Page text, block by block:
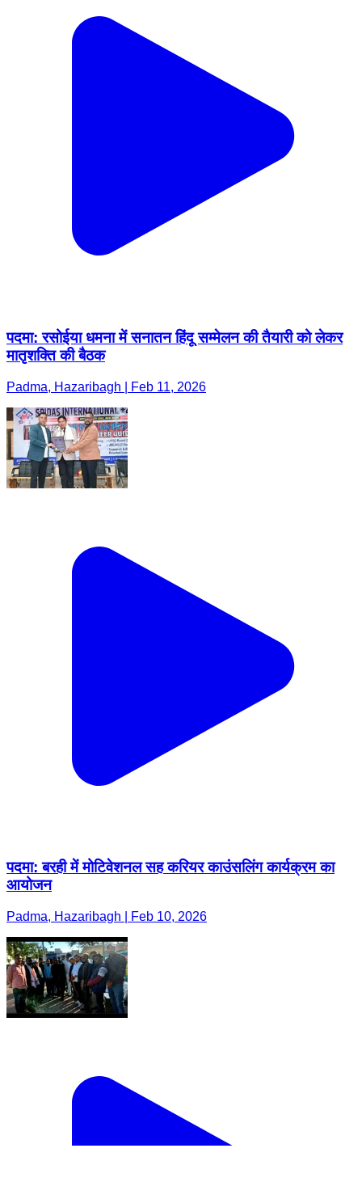
पदमा: रसोईया धमना में सनातन हिंदू सम्मेलन की तैयारी को लेकर
मातृशक्ति की बैठक
Padma, Hazaribagh | Feb 11, 2026
पदमा: बरही में मोटिवेशनल सह करियर काउंसलिंग कार्यक्रम का
आयोजन
Padma, Hazaribagh | Feb 10, 2026